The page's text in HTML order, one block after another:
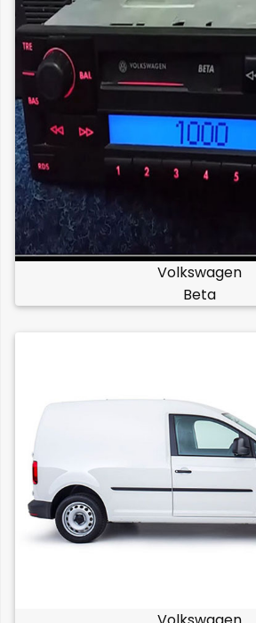
Volkswagen
Beta